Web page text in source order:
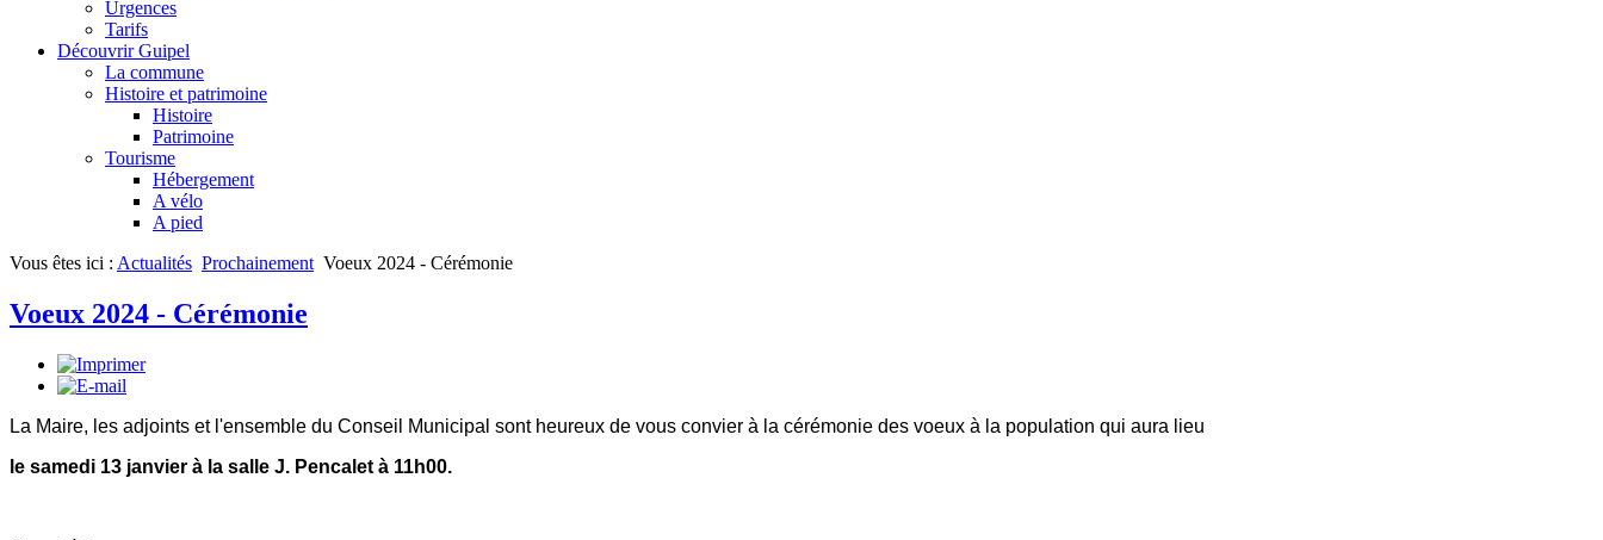
Urgences
Tarifs
Découvrir Guipel
La commune
Histoire et patrimoine
Histoire
Patrimoine
Tourisme
Hébergement
A vélo
A pied
Vous êtes ici : Actualités Prochainement Voeux 2024 - Cérémonie
Voeux 2024 - Cérémonie
La Maire, les adjoints et l'ensemble du Conseil Municipal sont heureux de vous convier à la cérémonie des voeux à la population qui aura lieu
le samedi 13 janvier à la salle J. Pencalet à 11h00.